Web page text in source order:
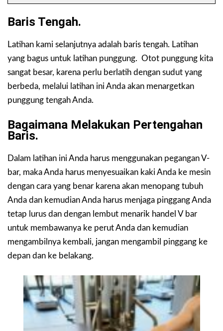
Baris Tengah.
Latihan kami selanjutnya adalah baris tengah. Latihan
yang bagus untuk latihan punggung. Otot punggung kita
sangat besar, karena perlu berlatih dengan sudut yang
berbeda, melalui latihan ini Anda akan menargetkan
punggung tengah Anda.
Bagaimana Melakukan Pertengahan
Baris.
Dalam latihan ini Anda harus menggunakan pegangan V-
bar, maka Anda harus menyesuaikan kaki Anda ke mesin
dengan cara yang benar karena akan menopang tubuh
Anda dan kemudian Anda harus menjaga pinggang Anda
tetap lurus dan dengan lembut menarik handel V bar
untuk membawanya ke perut Anda dan kemudian
mengambilnya kembali, jangan mengambil pinggang ke
depan dan ke belakang.